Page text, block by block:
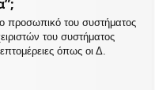
προσωπικό του συστήματος
του συστήματος
όπως οι Δ.